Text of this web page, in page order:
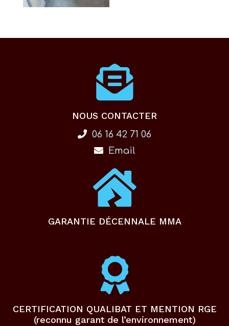
NOUS CONTACTER
06 16 42 71 06
Email
GARANTIE DÉCENNALE MMA
CERTIFICATION QUALIBAT ET MENTION RGE
(reconnu garant de l’environnement)